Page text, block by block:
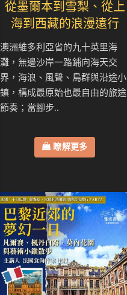
從墨爾本到雪梨、從上
海到西藏的浪漫遠行
澳洲維多利亞省的九十英里海
灘，無邊沙岸一路鋪向海天交
界，海浪、風聲、鳥群與沿途小
鎮，構成最原始也最自由的旅途
節奏；當腳步..
瞭解更多